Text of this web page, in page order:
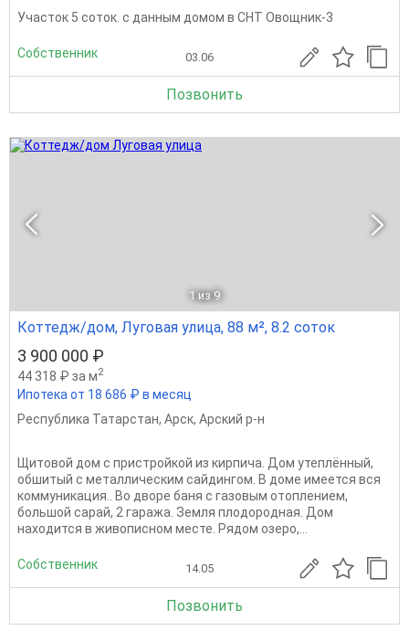
Участок 5 соток. с данным домом в СНТ Овощник-3
Собственник 03.06
Позвонить
1 из 9
Коттедж/дом, Луговая улица, 88 м², 8.2 соток
3 900 000 ₽
44 318 ₽ за м2
Ипотека от 18 686 ₽ в месяц
Республика Татарстан, Арск, Арский р-н
Щитовой дом с пристройкой из кирпича. Дом утеплённый,
обшитый с металлическим сайдингом. В доме имеется вся
коммуникация.. Во дворе баня с газовым отоплением,
большой сарай, 2 гаража. Земля плодородная. Дом
находится в живописном месте. Рядом озеро,...
Собственник 14.05
Позвонить